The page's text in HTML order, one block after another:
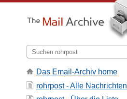
Das Email-Archiv home
rohrpost - Alle Nachrichten